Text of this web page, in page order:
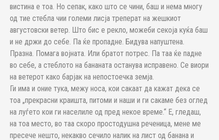
вистина е тоа. Но сепак, како што се чини, баш и нема многу
од тие стебла чии големи лисја треперат на жешкиот
августовски ветер. Што бис е рекло, можеби секоја куќа баш
и не држи до себе. Па ќе пропадне. Бидува напуштена.
Празна. Помага војната. Или братот потрес. Па таа ќе падне
во себе, а стеблото на бананата останува исправено. Се виори
на ветерот како барјак на непостоечка земја.
Ги има и оние тука, межу носа, кои сакаат да кажат дека се
тоа „прекрасни краишта, питоми и наши и ги сакаме без оглед
на луѓето кои ги населиле од пред некое време.“ Е, гледаш,
на тоа место, во таа скоро простодушна реченица, мене ме
пресече нешто, некакво сечило налик на лист од банана и